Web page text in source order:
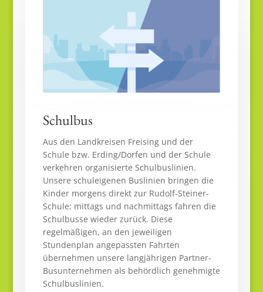
Schulbus
Aus den Landkreisen Freising und der
Schule bzw. Erding/Dorfen und der Schule
verkehren organisierte Schulbuslinien.
Unsere schuleigenen Buslinien bringen die
Kinder morgens direkt zur Rudolf-Steiner-
Schule; mittags und nachmittags fahren die
Schulbusse wieder zurück. Diese
regelmäßigen, an den jeweiligen
Stundenplan angepassten Fahrten
übernehmen unsere langjährigen Partner-
Busunternehmen als behördlich genehmigte
Schulbuslinien.